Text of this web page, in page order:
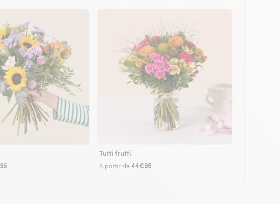
Tutti frutti
À partir de44€95